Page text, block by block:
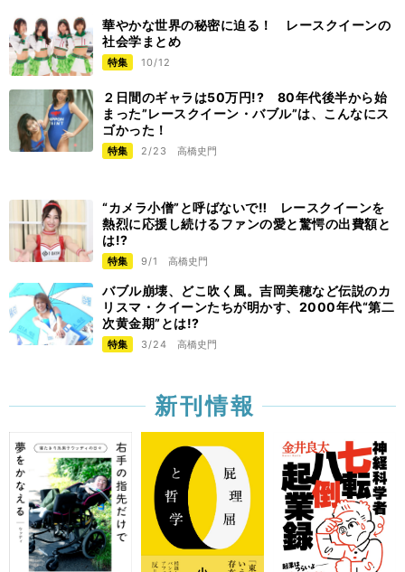
華やかな世界の秘密に迫る！ レースクイーンの
社会学まとめ
特集 10/12
２日間のギャラは50万円!? 80年代後半から始
まった”レースクイーン・バブル”は、こんなにス
ゴかった！
特集 2/23 高橋史門
“カメラ小僧”と呼ばないで‼️ レースクイーンを
熱烈に応援し続けるファンの愛と驚愕の出費額と
は!?
特集 9/1 高橋史門
バブル崩壊、どこ吹く風。吉岡美穂など伝説のカ
リスマ・クイーンたちが明かす、2000年代“第二
次黄金期”とは!?
特集 3/24 高橋史門
新刊情報